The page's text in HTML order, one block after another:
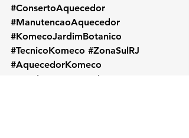
#ConsertoAquecedor
#ManutencaoAquecedor
#KomecoJardimBotanico
#TecnicoKomeco #ZonaSulRJ
#AquecedorKomeco
#InstalacaoAquecedor